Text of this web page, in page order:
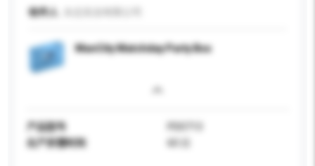
收件人
ManCity Matchday Party Box
产品型号
PD0713
生产所需时间
60 日